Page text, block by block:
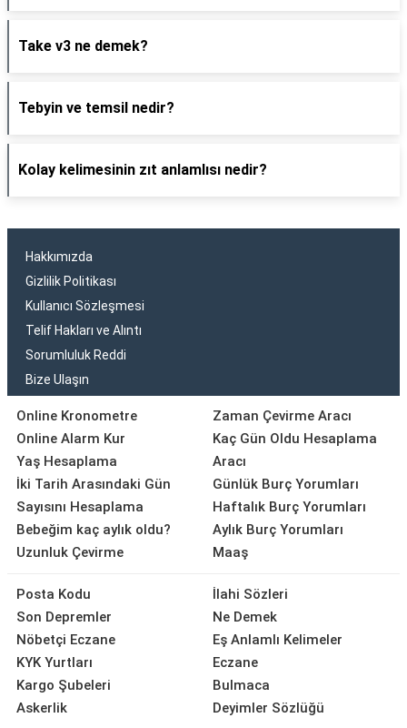
Take v3 ne demek?
Tebyin ve temsil nedir?
Kolay kelimesinin zıt anlamlısı nedir?
Hakkımızda
Gizlilik Politikası
Kullanıcı Sözleşmesi
Telif Hakları ve Alıntı
Sorumluluk Reddi
Bize Ulaşın
Online Kronometre
Online Alarm Kur
Yaş Hesaplama
İki Tarih Arasındaki Gün
Sayısını Hesaplama
Bebeğim kaç aylık oldu?
Uzunluk Çevirme
Zaman Çevirme Aracı
Kaç Gün Oldu Hesaplama
Aracı
Günlük Burç Yorumları
Haftalık Burç Yorumları
Aylık Burç Yorumları
Maaş
Posta Kodu
Son Depremler
Nöbetçi Eczane
KYK Yurtları
Kargo Şubeleri
Askerlik
İlahi Sözleri
Ne Demek
Eş Anlamlı Kelimeler
Eczane
Bulmaca
Deyimler Sözlüğü